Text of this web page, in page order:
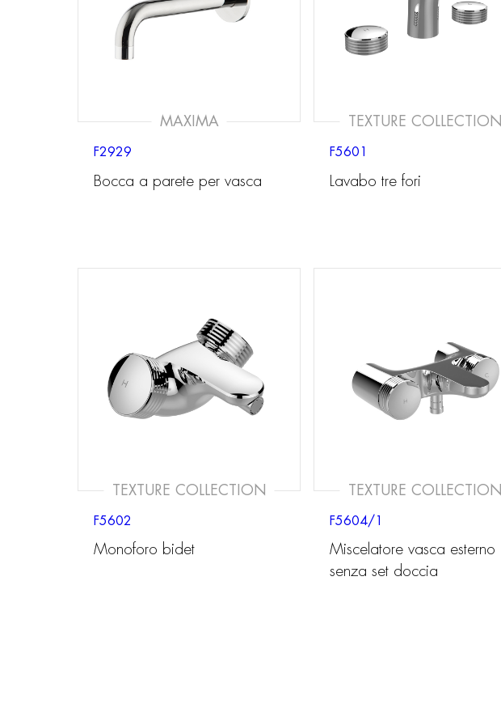
MAXIMA
F2929
Bocca a parete per vasca
TEXTURE COLLECTION
F5601
Lavabo tre fori
TEXTURE COLLECTION
F5602
Monoforo bidet
TEXTURE COLLECTION
F5604/1
Miscelatore vasca esterno
senza set doccia